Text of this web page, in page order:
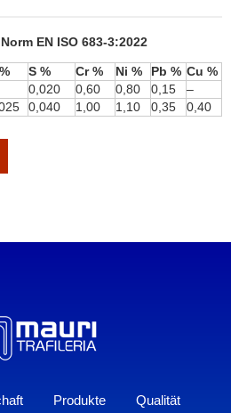
EN ISO 683-3:2022
S % Cr % Ni % Pb % Cu %
0,020 0,60 0,80 0,15
–
0,040 1,00 1,10 0,35 0,40
Produkte Qualität